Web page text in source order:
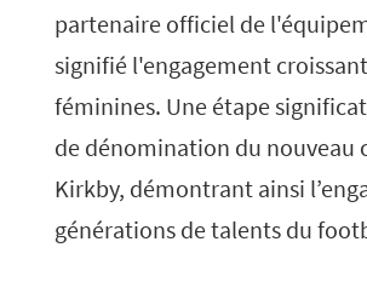
partenaire officiel de
signifié l'engagement
féminines. Une étape
de dénomination du nouveau
Kirkby, démontrant ainsi
générations de talents du